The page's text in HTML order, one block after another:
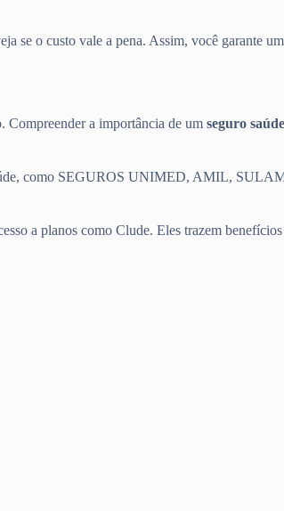
se o custo vale a pena. Assim, você garante
Compreender a importância de um seguro
saúde, como SEGUROS UNIMED, AMIL,
a planos como Clude. Eles trazem